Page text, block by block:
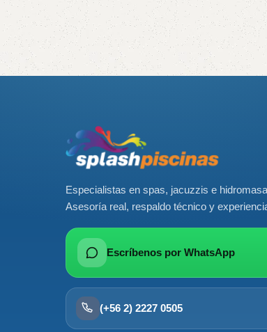
Read More
Especialistas en spas, jacuzzis e
Asesoría real, respaldo técnico y
Escríbenos por WhatsApp
(+56 2) 2227 0505